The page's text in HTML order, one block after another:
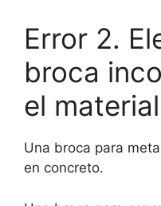
Error 2.
broca
el material
Una broca para
en concreto.